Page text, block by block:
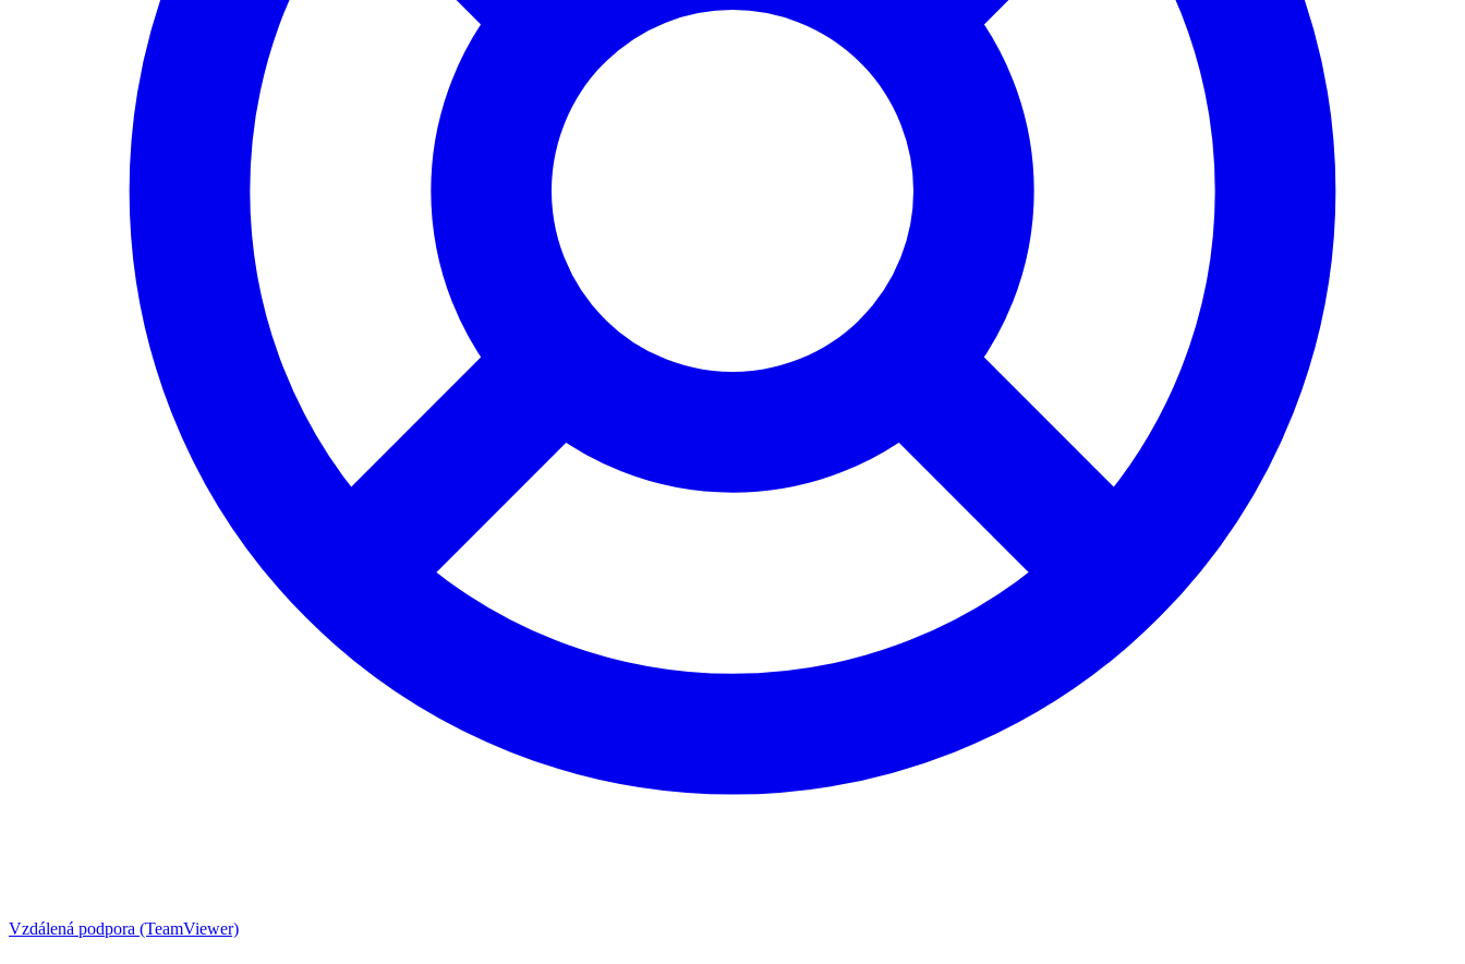
Vzdálená podpora (TeamViewer)